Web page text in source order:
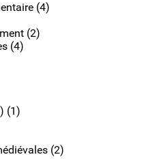
(4)
(2)
(4)
(1)
(2)